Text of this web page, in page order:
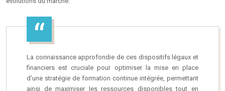
La connaissance approfondie de ces dispositifs légaux et
financiers est cruciale pour optimiser la mise en place
d’une stratégie de formation continue intégrée, permettant
ainsi de maximiser les ressources disponibles tout en